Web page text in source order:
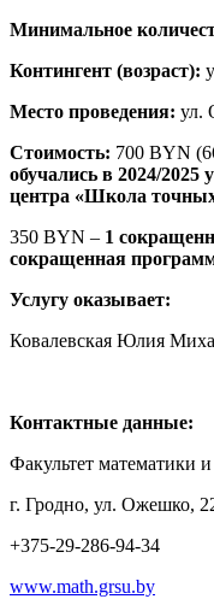
Минимальное
Контингент (возраст):
Место проведения: ул.
Стоимость: 700 BYN
обучались в 2024/2025
центра «Школа
350 BYN – 1
сокращенная
Услугу оказывает:
Ковалевская Юлия
Контактные данные:
Факультет математики
г. Гродно, ул. Ожешко,
+375-29-286-94-34
www.math.grsu.by